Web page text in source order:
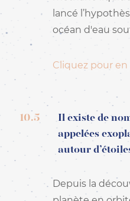
lancé
océan d'eau
Cliquez pour en
10.5
Il existe de
appelées
autour
Depuis la